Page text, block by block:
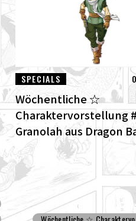
SPECIALS
Wöchentliche ☆
Charaktervorstellung
Granolah aus Dragon
Super!